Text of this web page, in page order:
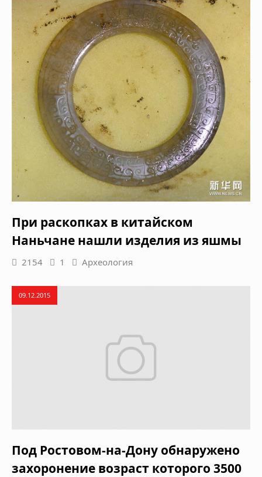
При раскопках в китайском
Наньчане нашли изделия из яшмы
2154 1 Археология
09.12.2015
Под Ростовом-на-Дону обнаружено
захоронение возраст которого 3500